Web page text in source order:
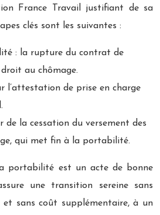
France Travail justifiant de sa
clés sont les suivantes :
: la rupture du contrat de
au chômage.
l’attestation de prise en charge
de la cessation du versement des
qui met fin à la portabilité.
portabilité est un acte de bonne
une transition sereine sans
sans coût supplémentaire, à un